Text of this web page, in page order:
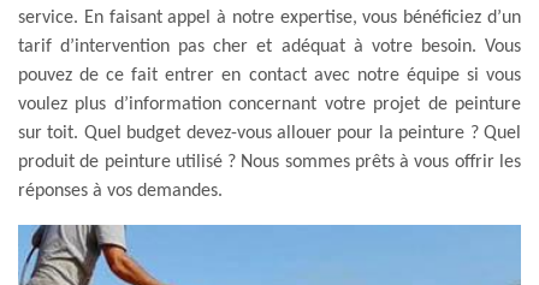
service. En faisant appel à notre expertise, vous bénéficiez d’un
tarif d’intervention pas cher et adéquat à votre besoin. Vous
pouvez de ce fait entrer en contact avec notre équipe si vous
voulez plus d’information concernant votre projet de peinture
sur toit. Quel budget devez-vous allouer pour la peinture ? Quel
produit de peinture utilisé ? Nous sommes prêts à vous offrir les
réponses à vos demandes.